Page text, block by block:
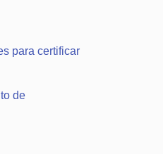
para certificar
de